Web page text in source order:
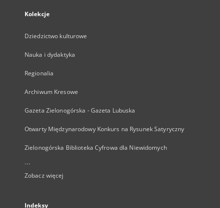
Kolekcje
Dziedzictwo kulturowe
Nauka i dydaktyka
Regionalia
Archiwum Kresowe
Gazeta Zielonogórska - Gazeta Lubuska
Otwarty Międzynarodowy Konkurs na Rysunek Satyryczny
Zielonogórska Biblioteka Cyfrowa dla Niewidomych
...
Zobacz więcej
Indeksy